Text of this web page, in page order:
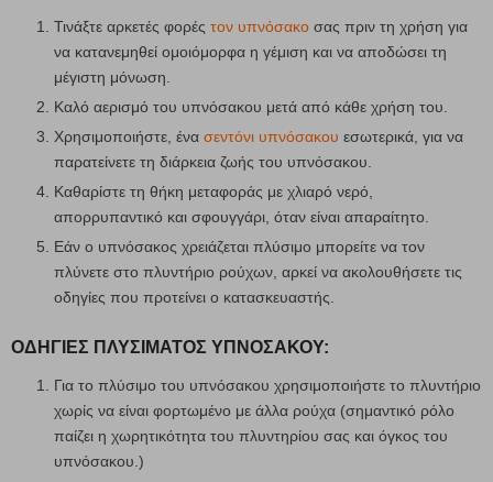
Τινάξτε αρκετές φορές τον υπνόσακο σας πριν τη χρήση για
να κατανεμηθεί ομοιόμορφα η γέμιση και να αποδώσει τη
μέγιστη μόνωση.
Καλό αερισμό του υπνόσακου μετά από κάθε χρήση του.
Χρησιμοποιήστε, ένα σεντόνι υπνόσακου εσωτερικά, για να
παρατείνετε τη διάρκεια ζωής του υπνόσακου.
Καθαρίστε τη θήκη μεταφοράς με χλιαρό νερό,
απορρυπαντικό και σφουγγάρι, όταν είναι απαραίτητο.
Εάν ο υπνόσακος χρειάζεται πλύσιμο μπορείτε να τον
πλύνετε στο πλυντήριο ρούχων, αρκεί να ακολουθήσετε τις
οδηγίες που προτείνει ο κατασκευαστής.
ΟΔΗΓΙΕΣ ΠΛΥΣΙΜΑΤΟΣ ΥΠΝΟΣΑΚΟΥ:
Για το πλύσιμο του υπνόσακου χρησιμοποιήστε το πλυντήριο
χωρίς να είναι φορτωμένο με άλλα ρούχα (σημαντικό ρόλο
παίζει η χωρητικότητα του πλυντηρίου σας και όγκος του
υπνόσακου.)